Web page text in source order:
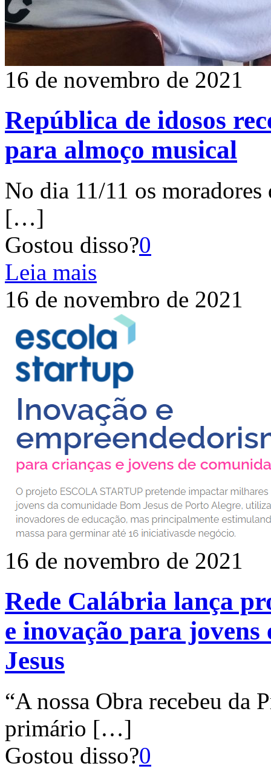
16 de novembro de 2021
República de idosos
para almoço musical
No dia 11/11 os
[…]
Gostou disso?0
Leia mais
16 de novembro de 2021
16 de novembro de 2021
Rede Calábria lança
e inovação para
Jesus
“A nossa Obra recebeu da
primário […]
Gostou disso?0